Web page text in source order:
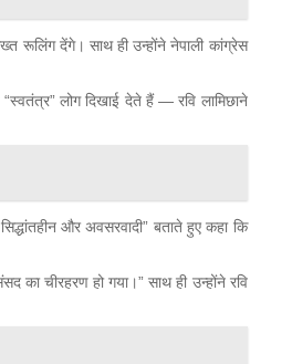
रूलिंग देंगे। साथ ही उन्होंने नेपाली कांग्रेस
लोग दिखाई देते हैं — रवि लामिछाने
और अवसरवादी” बताते हुए कहा कि
चीरहरण हो गया।” साथ ही उन्होंने रवि